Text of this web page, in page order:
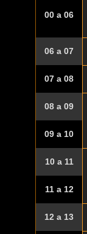
00 a 06
06 a 07
07 a 08
08 a 09
09 a 10
10 a 11
11 a 12
12 a 13